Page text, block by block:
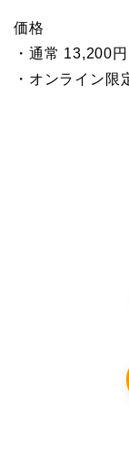
価格
・通常 13,200円
・オンライン限